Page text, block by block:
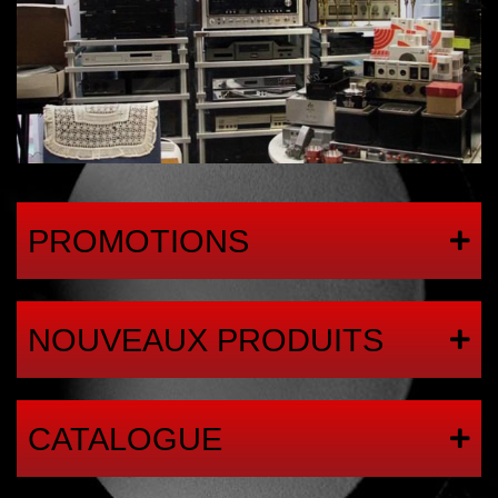
PROMOTIONS
NOUVEAUX PRODUITS
CATALOGUE